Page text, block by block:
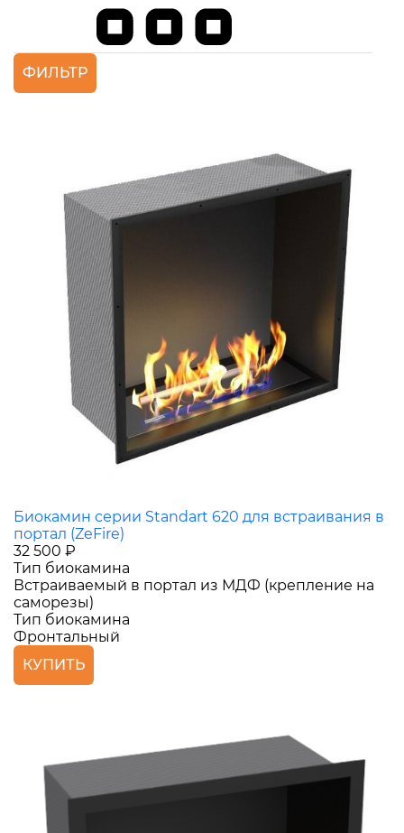
ФИЛЬТР
Биокамин серии Standart 620 для встраивания в
портал (ZeFire)
32 500 ₽
Тип биокамина
Встраиваемый в портал из МДФ (крепление на
саморезы)
Тип биокамина
Фронтальный
КУПИТЬ